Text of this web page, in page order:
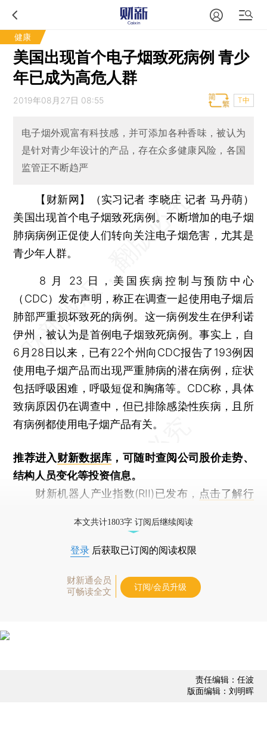
健康
美国出现首个电子烟致死病例 青少
年已成为高危人群
2019年08月27日 08:55 T中
电子烟外观富有科技感，并可添加各种香味，被认为
是针对青少年设计的产品，存在众多健康风险，各国
监管正不断趋严
【财新网】（实习记者 李晓庄 记者 马丹萌）
美国出现首个电子烟致死病例。不断增加的电子烟
肺病病例正促使人们转向关注电子烟危害，尤其是
青少年人群。
8 月 23 日，美国疾病控制与预防中心
（CDC）发布声明，称正在调查一起使用电子烟后
肺部严重损坏致死的病例。这一病例发生在伊利诺
伊州，被认为是首例电子烟致死病例。事实上，自
6月28日以来，已有22个州向CDC报告了193例因
使用电子烟产品而出现严重肺病的潜在病例，症状
包括呼吸困难，呼吸短促和胸痛等。CDC称，具体
致病原因仍在调查中，但已排除感染性疾病，且所
有病例都使用电子烟产品有关。
推荐进入财新数据库 ，可随时查阅公司股价走势、
结构人员变化等投资信息。
财新机器人产业指数(RII)已发布， 点击了解行
本文共计1803字 订阅后继续阅读
登录 后获取已订阅的阅读权限
财新通会员
可畅读全文
订阅/会员升级
责任编辑：任波
版面编辑：刘明晖